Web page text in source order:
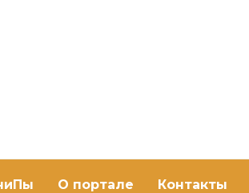
О портале Контакты